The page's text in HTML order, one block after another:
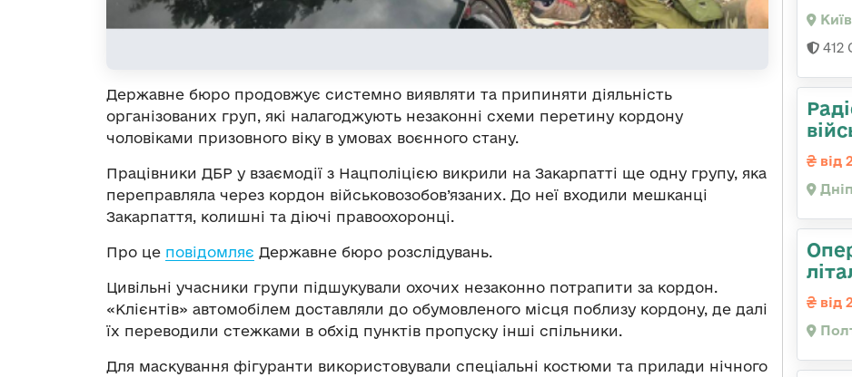
Державне бюро продовжує системно виявляти та припиняти діяльність
організованих груп, які налагоджують незаконні схеми перетину кордону
чоловіками призовного віку в умовах воєнного стану.
Працівники ДБР у взаємодії з Нацполіцією викрили на Закарпатті ще одну групу, яка
переправляла через кордон військовозобов’язаних. До неї входили мешканці
Закарпаття, колишні та діючі правоохоронці.
Про це повідомляє Державне бюро розслідувань.
Цивільні учасники групи підшукували охочих незаконно потрапити за кордон.
«Клієнтів» автомобілем доставляли до обумовленого місця поблизу кордону, де далі
їх переводили стежками в обхід пунктів пропуску інші спільники.
Для маскування фігуранти використовували спеціальні костюми та прилади нічного
Київ
412
від
від